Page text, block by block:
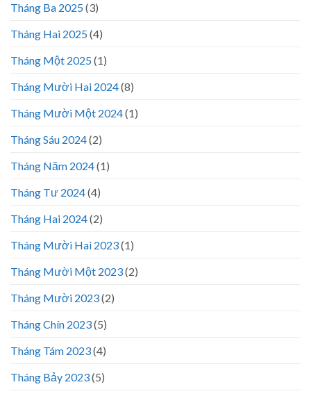
Tháng Ba 2025(3)
Tháng Hai 2025(4)
Tháng Một 2025(1)
Tháng Mười Hai 2024(8)
Tháng Mười Một 2024(1)
Tháng Sáu 2024(2)
Tháng Năm 2024(1)
Tháng Tư 2024(4)
Tháng Hai 2024(2)
Tháng Mười Hai 2023(1)
Tháng Mười Một 2023(2)
Tháng Mười 2023(2)
Tháng Chín 2023(5)
Tháng Tám 2023(4)
Tháng Bảy 2023(5)